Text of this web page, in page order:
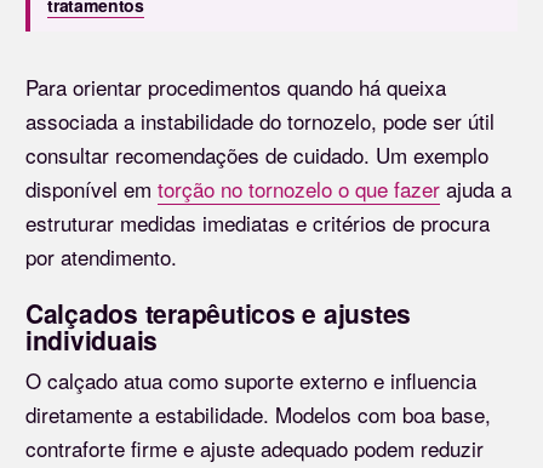
tratamentos
Para orientar procedimentos quando há queixa
associada a instabilidade do tornozelo, pode ser útil
consultar recomendações de cuidado. Um exemplo
disponível em torção no tornozelo o que fazer ajuda a
estruturar medidas imediatas e critérios de procura
por atendimento.
Calçados terapêuticos e ajustes
individuais
O calçado atua como suporte externo e influencia
diretamente a estabilidade. Modelos com boa base,
contraforte firme e ajuste adequado podem reduzir